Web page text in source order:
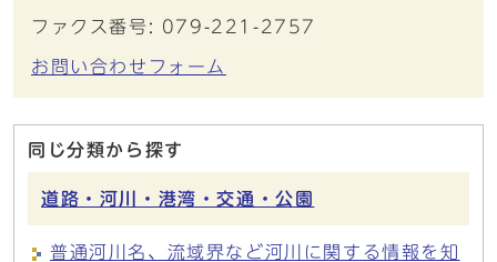
ファクス番号: 079-221-2757
お問い合わせフォーム
同じ分類から探す
道路・河川・港湾・交通・公園
普通河川名、流域界など河川に関する情報を知